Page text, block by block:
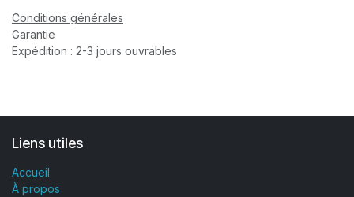
Conditions générales
Garantie
Expédition : 2-3 jours ouvrables
Liens utiles
Accueil
À propos